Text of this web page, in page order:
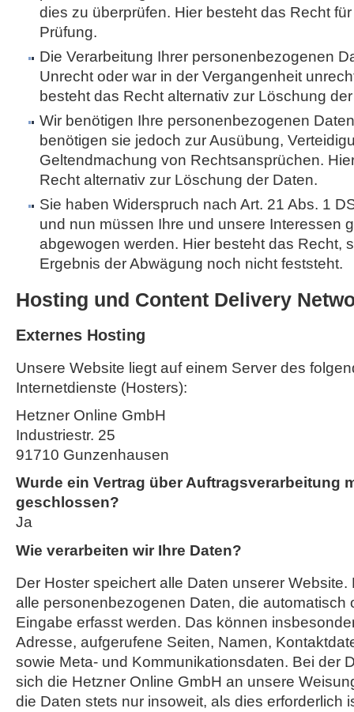
dies zu überprüfen. Hier besteht das Recht
Prüfung.
Die Verarbeitung Ihrer personenbezogenen
Unrecht oder war in der Vergangenheit
besteht das Recht alternativ zur Löschung
Wir benötigen Ihre personenbezogenen
benötigen sie jedoch zur Ausübung,
Geltendmachung von Rechtsansprüchen.
Recht alternativ zur Löschung der Daten.
Sie haben Widerspruch nach Art. 21 Abs. 1
und nun müssen Ihre und unsere Interessen
abgewogen werden. Hier besteht das Recht,
Ergebnis der Abwägung noch nicht feststeht.
Hosting und Content Delivery
Externes Hosting
Unsere Website liegt auf einem Server des
Internetdienste (Hosters):
Hetzner Online GmbH
Industriestr. 25
91710 Gunzenhausen
Wurde ein Vertrag über Auftragsverarbeitung
geschlossen?
Ja
Wie verarbeiten wir Ihre Daten?
Der Hoster speichert alle Daten unserer
alle personenbezogenen Daten, die automatisch
Eingabe erfasst werden. Das können
Adresse, aufgerufene Seiten, Namen,
sowie Meta- und Kommunikationsdaten. Bei der
sich die Hetzner Online GmbH an unsere
die Daten stets nur insoweit, als dies erforderlich